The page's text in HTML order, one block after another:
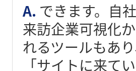
できます。自
来訪企業可視化
れるツールもあ
「サイトに来て